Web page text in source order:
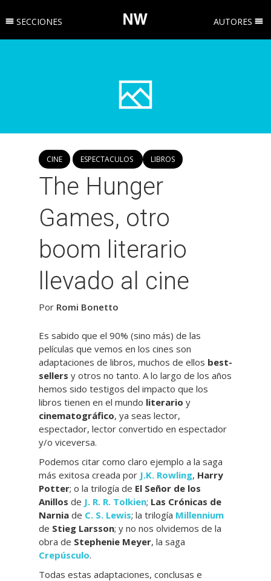
SECCIONES AUTORES
CINE ESPECTACULOS LIBROS
The Hunger
Games, otro
boom literario
llevado al cine
Por Romi Bonetto
Es sabido que el 90% (sino más) de las
películas que vemos en los cines son
adaptaciones de libros, muchos de ellos best-
sellers y otros no tanto. A lo largo de los años
hemos sido testigos del impacto que los
libros tienen en el mundo literario y
cinematográfico, ya seas lector,
espectador, lector convertido en espectador
y/o viceversa.
Podemos citar como claro ejemplo a la saga
más exitosa creada por J.K. Rowling, Harry
Potter; o la trilogía de El Señor de los
Anillos de J. R. R. Tolkien; Las Crónicas de
Narnia de C. S. Lewis; la trilogía Millennium
de Stieg Larsson; y no nos olvidemos de la
obra de Stephenie Meyer, la saga
Crepúsculo.
Todas estas adaptaciones, conclusas e